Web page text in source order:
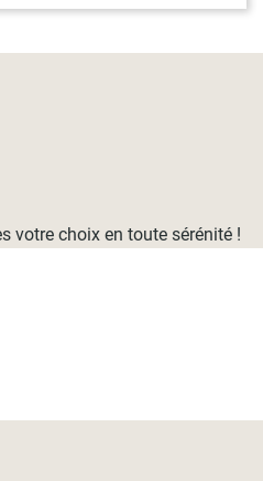
votre choix en toute sérénité !